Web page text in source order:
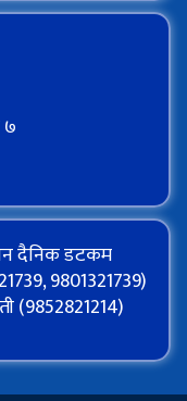
७
दैनिक डटकम
9801321739)
(9852821214)